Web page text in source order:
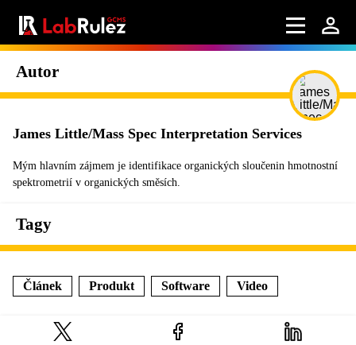
Autor
James Little/Mass Spec Interpretation Services
Mým hlavním zájmem je identifikace organických sloučenin hmotnostní
spektrometrií v organických směsích.
Tagy
Článek Produkt Software Video